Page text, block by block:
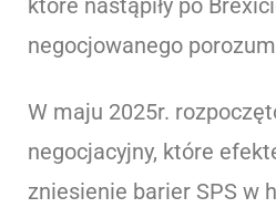
które nastąpiły po
negocjowanego
W maju 2025r.
negocjacyjny, które
zniesienie barier SPS w